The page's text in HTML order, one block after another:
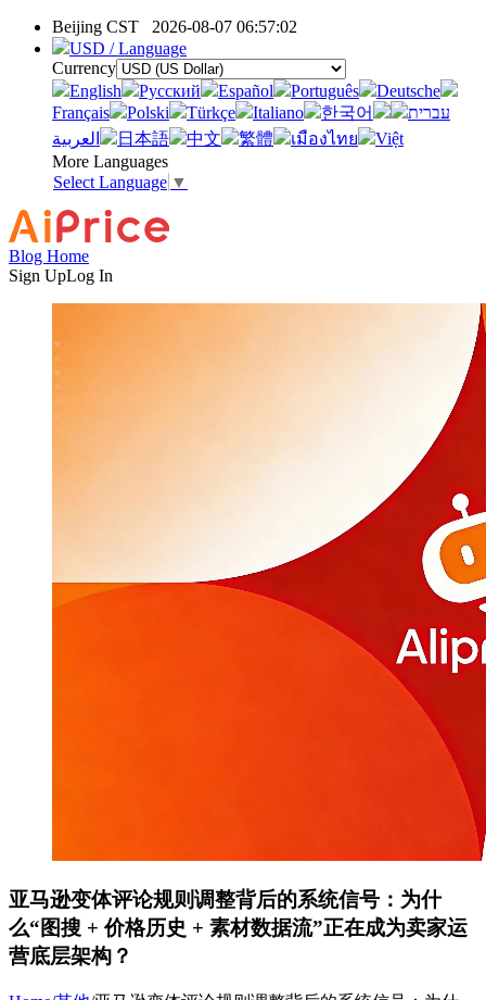
Beijing CST 2026-08-07 06:57:02
USD / Language
Currency
English
Pусский Español Português
Deutsche
Français
Polski Türkçe Italiano 한국어
עברית
العربية
日本語 中文 繁體 เมืองไทย
Việt
More Languages
Select Language ▼
Blog Home
Sign UpLog In
亚马逊变体评论规则调整背后的系统信号：为什
么“图搜 + 价格历史 + 素材数据流”正在成为卖家运
营底层架构？